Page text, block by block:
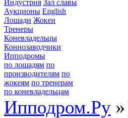
Индустрия Зал славы
Аукционы English
Лошади Жокеи
Тренеры
Коневладельцы
Коннозаводчики
Ипподромы
по лошадям по
производителям по
жокеям по тренерам
по коневладельцам
Ипподром.Ру »